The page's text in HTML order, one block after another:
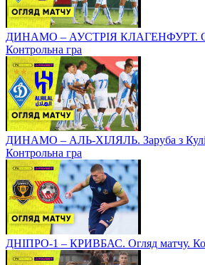
ДИНАМО – АУСТРІЯ КЛАГЕНФУРТ.
Контрольна гра
ДИНАМО – АЛЬ-ХІЛЯЛЬ. Заруба з
Контрольна гра
ДНІПРО-1 – КРИВБАС. Огляд матчу.